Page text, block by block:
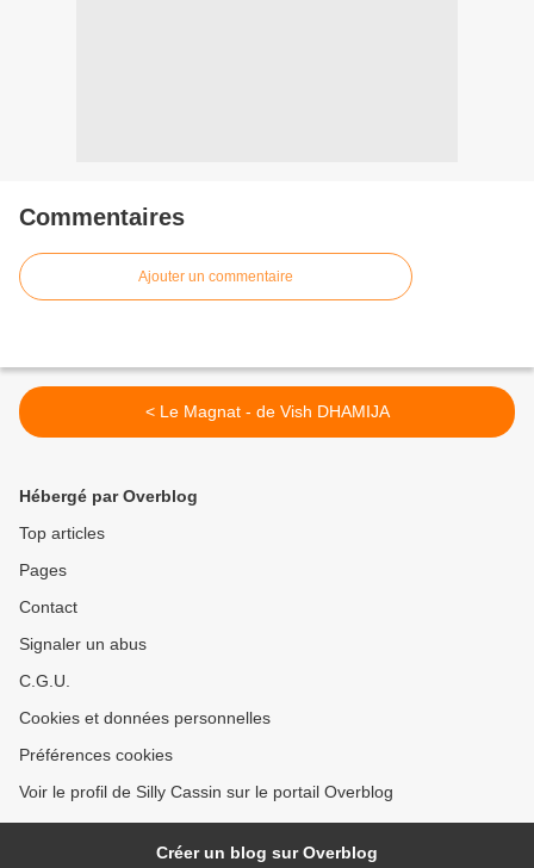
Commentaires
Ajouter un commentaire
< Le Magnat - de Vish DHAMIJA
Hébergé par Overblog
Top articles
Pages
Contact
Signaler un abus
C.G.U.
Cookies et données personnelles
Préférences cookies
Voir le profil de Silly Cassin sur le portail Overblog
Créer un blog sur Overblog